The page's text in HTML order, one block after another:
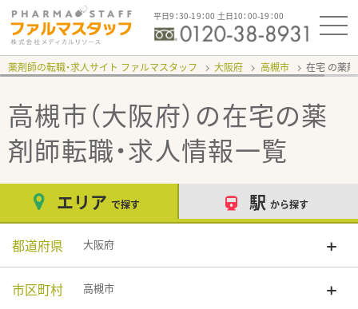
平日9：30-19：00 土日10：00-19：00
薬剤師の転職・求人サイト ファルマスタッフ 大阪府 高槻市 在宅
高槻市（大阪府）の在宅の薬
剤師転職・求人情報一覧
エリア で探す 駅 から探す
都道府県 大阪府
市区町村 高槻市